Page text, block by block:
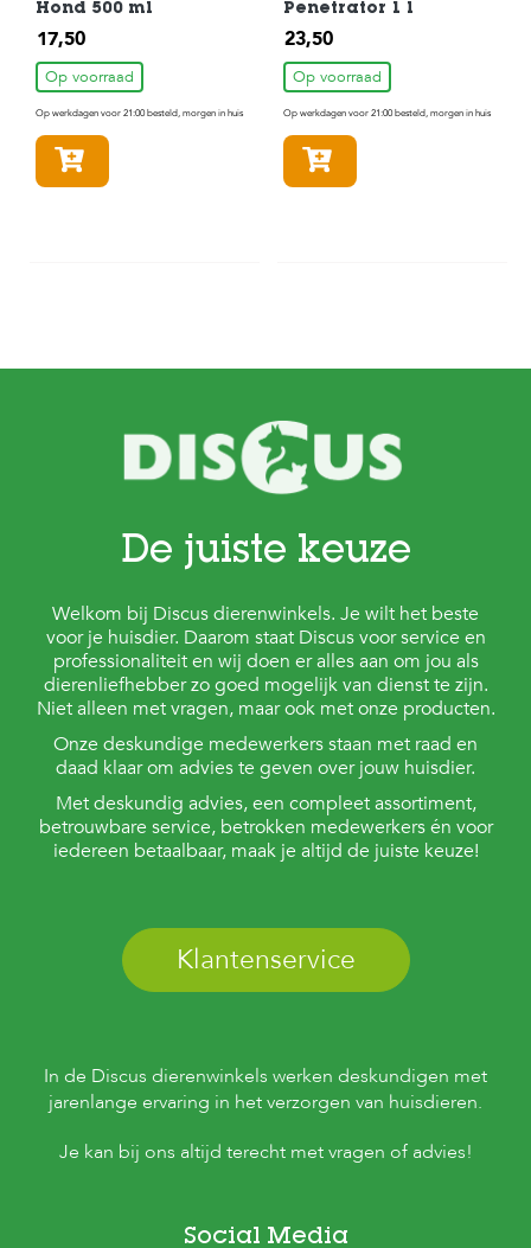
Hond 500 ml
17,50
Op voorraad
Op werkdagen voor 21:00 besteld, morgen in huis
Penetrator 1 l
23,50
Op voorraad
Op werkdagen voor 21:00 besteld, morgen in huis
De juiste keuze
Welkom bij Discus dierenwinkels. Je wilt het beste
voor je huisdier. Daarom staat Discus voor service en
professionaliteit en wij doen er alles aan om jou als
dierenliefhebber zo goed mogelijk van dienst te zijn.
Niet alleen met vragen, maar ook met onze producten.
Onze deskundige medewerkers staan met raad en
daad klaar om advies te geven over jouw huisdier.
Met deskundig advies, een compleet assortiment,
betrouwbare service, betrokken medewerkers én voor
iedereen betaalbaar, maak je altijd de juiste keuze!
Klantenservice
In de Discus dierenwinkels werken deskundigen met
jarenlange ervaring in het verzorgen van huisdieren.
Je kan bij ons altijd terecht met vragen of advies!
Social Media